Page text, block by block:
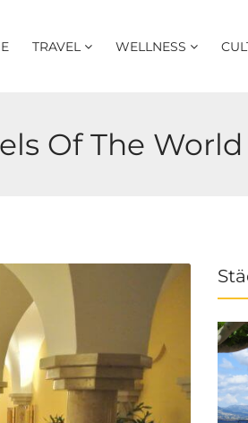
TRAVEL WELLNESS
Of The World